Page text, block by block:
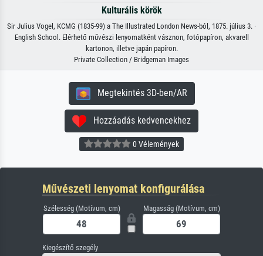
Kulturális körök
Sir Julius Vogel, KCMG (1835-99) a The Illustrated London News-ból, 1875. július 3. ·
English School. Elérhető művészi lenyomatként vásznon, fotópapíron, akvarell
kartonon, illetve japán papíron.
Private Collection / Bridgeman Images
Megtekintés 3D-ben/AR
Hozzáadás kedvencekhez
0 Vélemények
Művészeti lenyomat konfigurálása
Szélesség (Motívum, cm) Magasság (Motívum, cm)
Kiegészítő szegély